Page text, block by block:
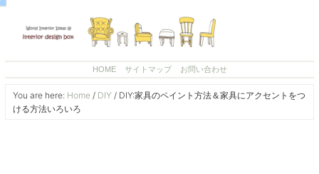
HOME サイトマップ お問い合わせ
You are here: Home / DIY /DIY:家具のペイント方法＆家具にアクセントをつ
ける方法いろいろ